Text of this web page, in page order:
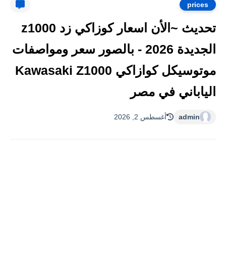
prices
تحديث ~الأن اسعار كوزاكي زد z1000
الجديدة 2026 - بالصور سعر ومواصفات
موتوسيكل كوازاكي Kawasaki Z1000
الياباني في مصر
admin أغسطس 2, 2026